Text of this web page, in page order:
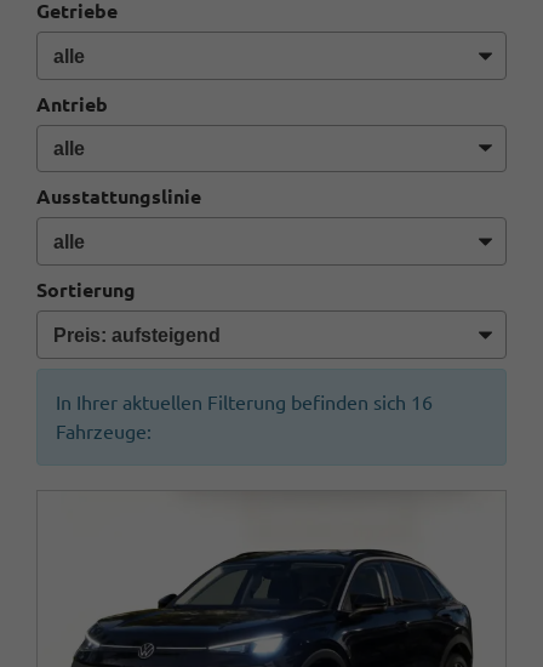
Getriebe
Antrieb
Ausstattungslinie
Sortierung
In Ihrer aktuellen Filterung befinden sich 16
Fahrzeuge: